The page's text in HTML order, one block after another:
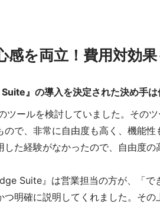
感を両立！費用対効
』の導入を決定された決め手は
ツールを検討していました。その
ので、非常に自由度も高く、機能
した経験がなかったので、自由度
Suite』は営業担当の方が、「で
つ明確に説明してくれました。そ